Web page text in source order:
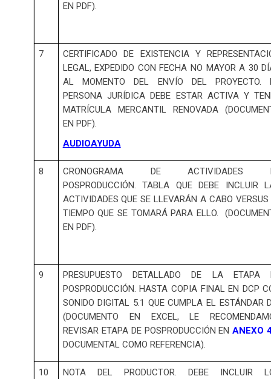
EN PDF).
7
CERTIFICADO DE EXISTENCIA Y
LEGAL, EXPEDIDO CON FECHA NO MAYOR A 30
AL MOMENTO DEL ENVÍO DEL PROYECTO.
PERSONA JURÍDICA DEBE ESTAR ACTIVA Y
MATRÍCULA MERCANTIL RENOVADA
EN PDF).
AUDIOAYUDA
8
CRONOGRAMA DE ACTIVIDADES
POSPRODUCCIÓN. TABLA QUE DEBE INCLUIR
ACTIVIDADES QUE SE LLEVARÁN A CABO VERSUS
TIEMPO QUE SE TOMARÁ PARA ELLO.
EN PDF).
9
PRESUPUESTO DETALLADO DE LA ETAPA
POSPRODUCCIÓN. HASTA COPIA FINAL EN DCP
SONIDO DIGITAL 5.1 QUE CUMPLA EL ESTÁNDAR
(DOCUMENTO EN EXCEL, LE
REVISAR ETAPA DE POSPRODUCCIÓN EN ANEXO
DOCUMENTAL COMO REFERENCIA).
10
NOTA DEL PRODUCTOR. DEBE INCLUIR